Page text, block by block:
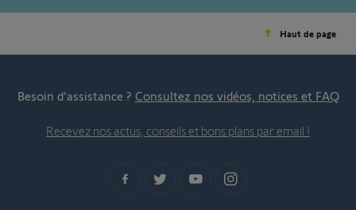
Haut de page
Besoin d’assistance ? Consultez nos vidéos, notices et FAQ
Recevez nos actus, conseils et bons plans par email !